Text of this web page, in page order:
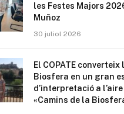
les Festes Majors
Muñoz
30 juliol 2026
El COPATE
Biosfera en un gran
d’interpretació a
«Camins de la